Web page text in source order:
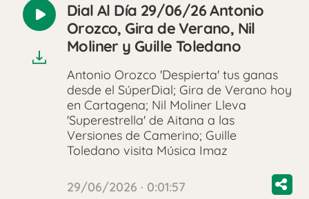
Reproducir
audio
Dial Al Día 29/06/26 Antonio
Orozco, Gira de Verano, Nil
Moliner y Guille Toledano
Antonio Orozco 'Despierta' tus ganas
desde el SúperDial; Gira de Verano hoy
en Cartagena; Nil Moliner Lleva
'Superestrella' de Aitana a las
Versiones de Camerino; Guille
Toledano visita Música Imaz
29/06/2026 · 0:01:57